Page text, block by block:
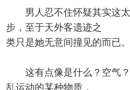
男人忍不住怀疑其实这太
步，至于天外客遗迹之
类只是她无意间撞见的而已。
这有点像是什么？空气？
乱运动的某种物质，